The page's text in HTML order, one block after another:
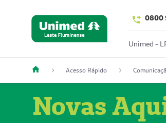
0800
Unimed -
Acesso Rápido
Novas